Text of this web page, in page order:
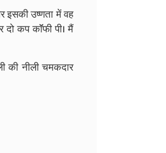
इसकी उष्णता में वह
दो कप कॉॅफी पी। मैं
की नीली चमकदार